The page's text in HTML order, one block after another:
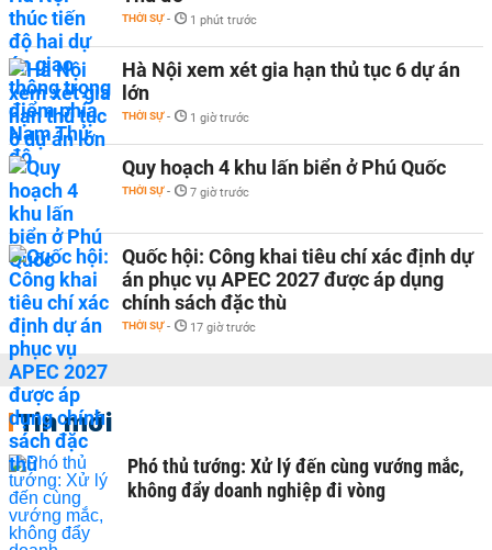
THỜI SỰ - 1 phút trước
Hà Nội xem xét gia hạn thủ tục 6 dự án
lớn
THỜI SỰ - 1 giờ trước
Quy hoạch 4 khu lấn biển ở Phú Quốc
THỜI SỰ - 7 giờ trước
Quốc hội: Công khai tiêu chí xác định dự
án phục vụ APEC 2027 được áp dụng
chính sách đặc thù
THỜI SỰ - 17 giờ trước
Tin mới
Phó thủ tướng: Xử lý đến cùng vướng mắc,
không đẩy doanh nghiệp đi vòng